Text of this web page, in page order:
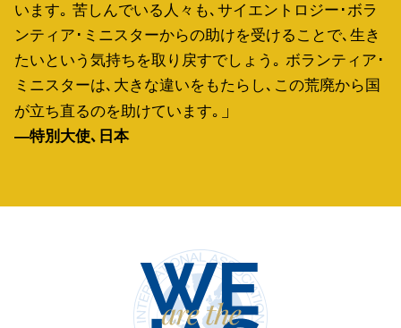
います｡ 苦しんでいる人々も､サイエントロジー･ボラ
ンティア･ミニスターからの助けを受けることで､生き
たいという気持ちを取り戻すでしょう｡ ボランティア･
ミニスターは､大きな違いをもたらし､この荒廃から国
が立ち直るのを助けています｡
―特別大使､日本